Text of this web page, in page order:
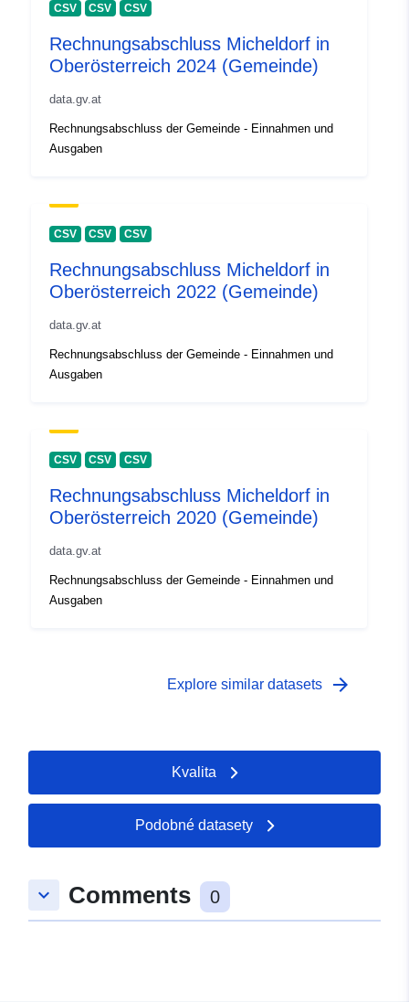
CSV CSV CSV
Rechnungsabschluss Micheldorf in
Oberösterreich 2024 (Gemeinde)
data.gv.at
Rechnungsabschluss der Gemeinde - Einnahmen und
Ausgaben
CSV CSV CSV
Rechnungsabschluss Micheldorf in
Oberösterreich 2022 (Gemeinde)
data.gv.at
Rechnungsabschluss der Gemeinde - Einnahmen und
Ausgaben
CSV CSV CSV
Rechnungsabschluss Micheldorf in
Oberösterreich 2020 (Gemeinde)
data.gv.at
Rechnungsabschluss der Gemeinde - Einnahmen und
Ausgaben
Explore similar datasets arrow_forward
Kvalita
Podobné datasety
keyboard_arrow_down Comments 0